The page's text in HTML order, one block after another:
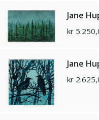
Jane
kr
Jane
kr